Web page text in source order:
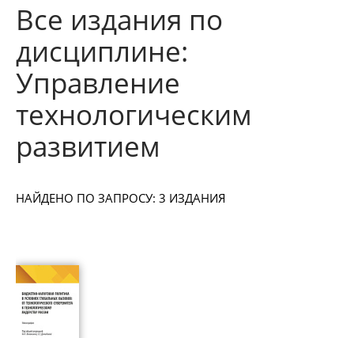
Все издания по
дисциплине:
Управление
технологическим
развитием
НАЙДЕНО ПО ЗАПРОСУ: 3 ИЗДАНИЯ